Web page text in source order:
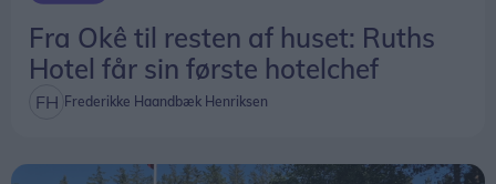
Fra Okê til resten af huset: Ruths
Hotel får sin første hotelchef
Frederikke Haandbæk Henriksen